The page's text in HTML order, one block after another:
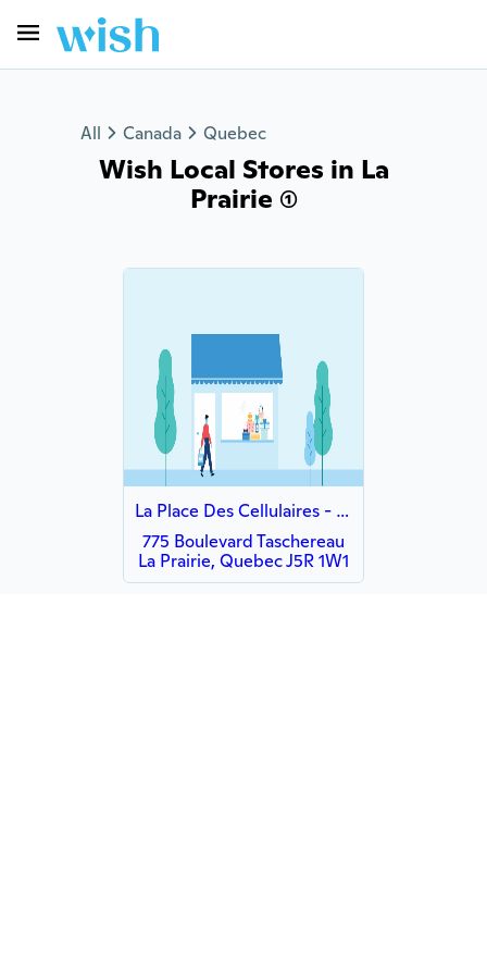
All Canada Quebec
Wish Local Stores in La
Prairie (1)
La Place Des Cellulaires - vente & réparation
775 Boulevard Taschereau
La Prairie, Quebec J5R 1W1